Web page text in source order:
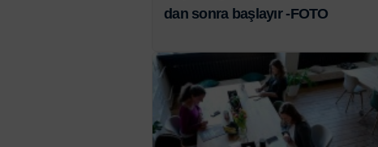
dan sonra başlayır -FOTO